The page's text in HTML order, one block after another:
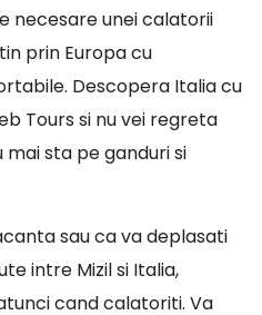
necesare unei calatorii
prin Europa cu
Descopera Italia cu
Tours si nu vei regreta
mai sta pe ganduri si
sau ca va deplasati
intre Mizil si Italia,
cand calatoriti. Va